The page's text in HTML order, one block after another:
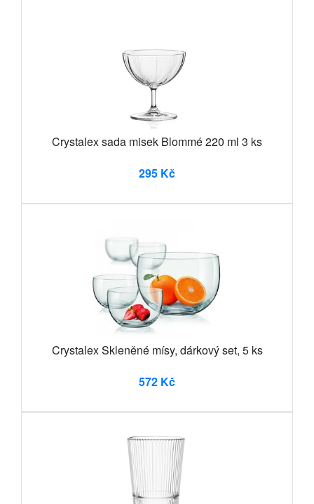
Crystalex sada misek Blommé 220 ml 3 ks
295 Kč
Crystalex Skleněné mísy, dárkový set, 5 ks
572 Kč